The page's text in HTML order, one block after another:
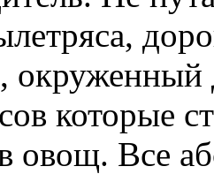
окруженный
которые
овощ. Все